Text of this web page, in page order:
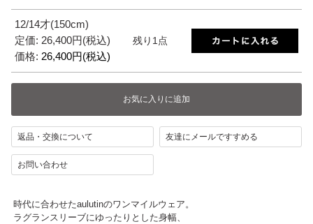
12/14才(150cm)
定価: 26,400円(税込)
価格: 26,400円(税込)
残り1点
返品・交換について 友達にメールですすめる
お問い合わせ
時代に合わせたaulutinのワンマイルウェア。
ラグランスリーブにゆったりとした身幅、